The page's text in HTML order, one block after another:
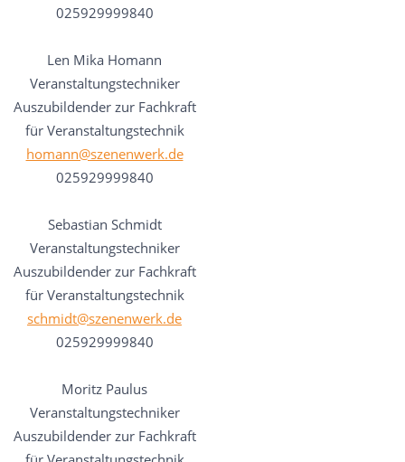
025929999840
Len Mika Homann
Veranstaltungstechniker
Auszubildender zur Fachkraft
für Veranstaltungstechnik
homann@szenenwerk.de
025929999840
Sebastian Schmidt
Veranstaltungstechniker
Auszubildender zur Fachkraft
für Veranstaltungstechnik
schmidt@szenenwerk.de
025929999840
Moritz Paulus
Veranstaltungstechniker
Auszubildender zur Fachkraft